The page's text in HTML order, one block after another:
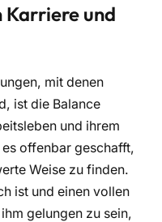
Karriere und
mit denen
ist die Balance
und ihrem
offenbar geschafft,
Weise zu finden.
ist und einen vollen
gelungen zu sein,